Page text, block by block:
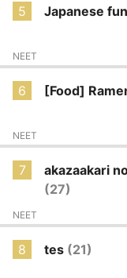
5 Japanese
NEET
6 [Food]
NEET
7
akazaakari
(27)
NEET
8 tes (21)